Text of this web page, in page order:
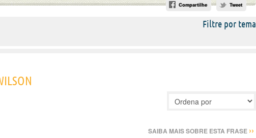
Compartilhe Tweet
Filtre por tema
SAIBA MAIS SOBRE ESTA FRASE ››